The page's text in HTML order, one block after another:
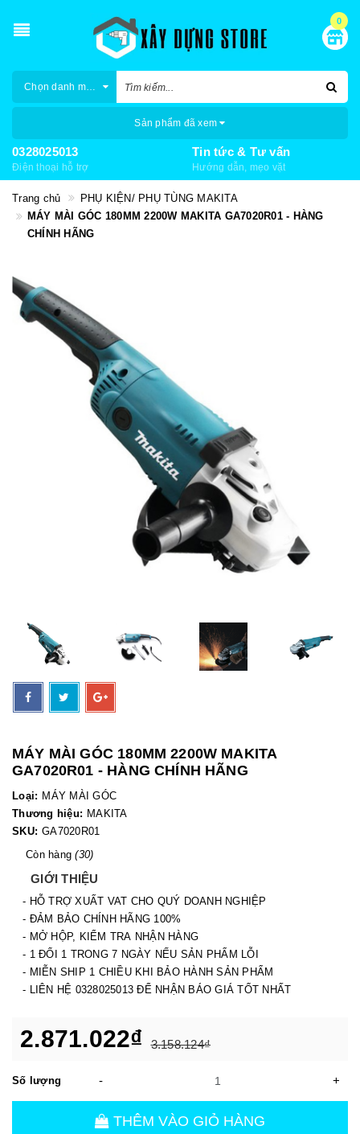
0
Chọn danh mục
Sản phẩm đã xem
0328025013
Điện thoại hỗ trợ
Tin tức & Tư vấn
Hướng dẫn, mẹo vặt
Trang chủ
PHỤ KIỆN/ PHỤ TÙNG MAKITA
MÁY MÀI GÓC 180MM 2200W MAKITA GA7020R01 - HÀNG
CHÍNH HÃNG
MÁY MÀI GÓC 180MM 2200W MAKITA
GA7020R01 - HÀNG CHÍNH HÃNG
Loại: MÁY MÀI GÓC
Thương hiệu: MAKITA
SKU: GA7020R01
Còn hàng(30)
GIỚI THIỆU
- HỖ TRỢ XUẤT VAT CHO QUÝ DOANH NGHIỆP
- ĐẢM BẢO CHÍNH HÃNG 100%
- MỞ HỘP, KIỂM TRA NHẬN HÀNG
- 1 ĐỔI 1 TRONG 7 NGÀY NẾU SẢN PHẨM LỖI
- MIỄN SHIP 1 CHIỀU KHI BẢO HÀNH SẢN PHẨM
- LIÊN HỆ 0328025013 ĐỂ NHẬN BÁO GIÁ TỐT NHẤT
2.871.022₫ 3.158.124₫
Số lượng - +
THÊM VÀO GIỎ HÀNG